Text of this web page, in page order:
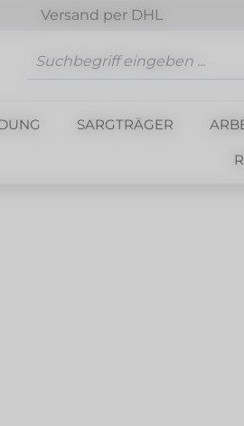
Versand per DHL
SARGTRÄGER